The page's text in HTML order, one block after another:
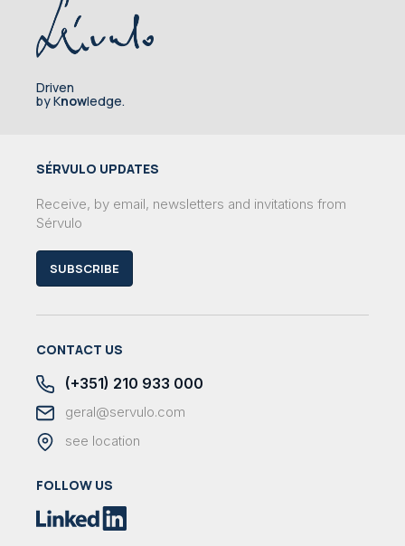
Driven
by Knowledge.
SÉRVULO UPDATES
Receive, by email, newsletters and invitations from
Sérvulo
SUBSCRIBE
CONTACT US
(+351) 210 933 000
geral@servulo.com
see location
FOLLOW US